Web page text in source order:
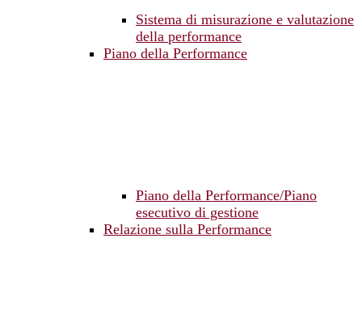
Sistema di misurazione e valutazione
della performance
Piano della Performance
Piano della Performance/Piano
esecutivo di gestione
Relazione sulla Performance